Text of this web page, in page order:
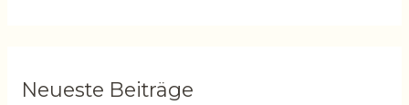
eNeueste Beiträge